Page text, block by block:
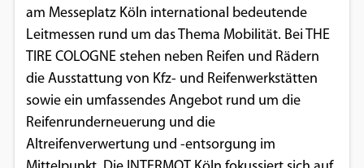
am Messeplatz Köln international bedeutende
Leitmessen rund um das Thema Mobilität. Bei THE
TIRE COLOGNE stehen neben Reifen und Rädern
die Ausstattung von Kfz- und Reifenwerkstätten
sowie ein umfassendes Angebot rund um die
Reifenrunderneuerung und die
Altreifenverwertung und -entsorgung im